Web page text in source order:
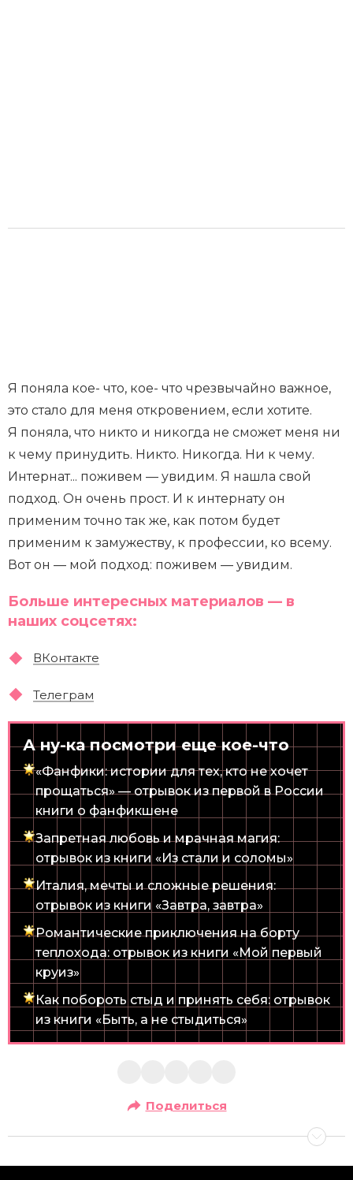
Я поняла кое- что, кое- что чрезвычайно важное,
это стало для меня откровением, если хотите.
Я поняла, что никто и никогда не сможет меня ни
к чему принудить. Никто. Никогда. Ни к чему.
Интернат... поживем — увидим. Я нашла свой
подход. Он очень прост. И к интернату он
применим точно так же, как потом будет
применим к замужеству, к профессии, ко всему.
Вот он — мой подход: поживем — увидим.
Больше интересных материалов — в
наших соцсетях:
ВКонтакте
Телеграм
А ну-ка посмотри еще кое-что
«Фанфики: истории для тех, кто не хочет
прощаться» — отрывок из первой в России
книги о фанфикшене
Запретная любовь и мрачная магия:
отрывок из книги «Из стали и соломы»
Италия, мечты и сложные решения:
отрывок из книги «Завтра, завтра»
Романтические приключения на борту
теплохода: отрывок из книги «Мой первый
круиз»
Как побороть стыд и принять себя: отрывок
из книги «Быть, а не стыдиться»
Поделиться